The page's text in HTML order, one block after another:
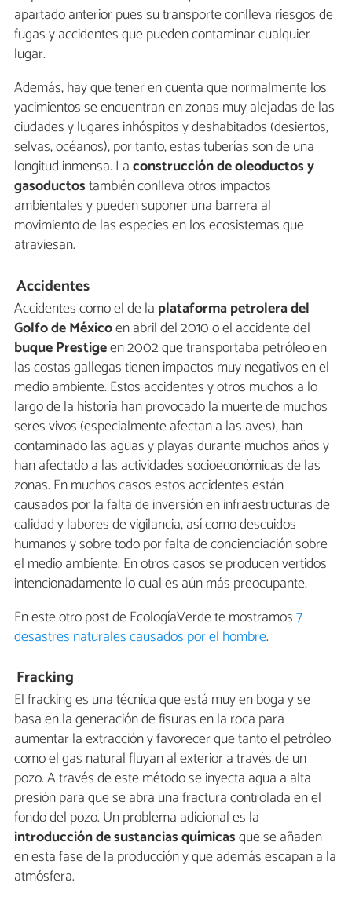
apartado anterior pues su transporte conlleva riesgos de
fugas y accidentes que pueden contaminar cualquier
lugar.
Además, hay que tener en cuenta que normalmente los
yacimientos se encuentran en zonas muy alejadas de las
ciudades y lugares inhóspitos y deshabitados (desiertos,
selvas, océanos), por tanto, estas tuberías son de una
longitud inmensa. Laconstrucción de oleoductos y
gasoductostambién conlleva otros impactos
ambientales y pueden suponer una barrera al
movimiento de las especies en los ecosistemas que
atraviesan.
Accidentes
Accidentes como el de la plataforma petrolera del
Golfo de Méxicoen abril del 2010 o el accidente del
buque Prestigeen 2002 que transportaba petróleo en
las costas gallegas tienen impactos muy negativos en el
medio ambiente. Estos accidentes y otros muchos a lo
largo de la historia han provocado la muerte de muchos
seres vivos (especialmente afectan a las aves), han
contaminado las aguas y playas durante muchos años y
han afectado a las actividades socioeconómicas de las
zonas. En muchos casos estos accidentes están
causados por la falta de inversión en infraestructuras de
calidad y labores de vigilancia, así como descuidos
humanos y sobre todo por falta de concienciación sobre
el medio ambiente. En otros casos se producen vertidos
intencionadamente lo cual es aún más preocupante.
En este otro post de EcologíaVerde te mostramos7
desastres naturales causados por el hombre.
Fracking
El fracking es una técnica que está muy en boga y se
basa en la generación de fisuras en la roca para
aumentar la extracción y favorecer que tanto el petróleo
como el gas natural fluyan al exterior a través de un
pozo. A través de este método se inyecta agua a alta
presión para que se abra una fractura controlada en el
fondo del pozo. Un problema adicional es la
introducción de sustancias químicasque se añaden
en esta fase de la producción y que además escapan a la
atmósfera.